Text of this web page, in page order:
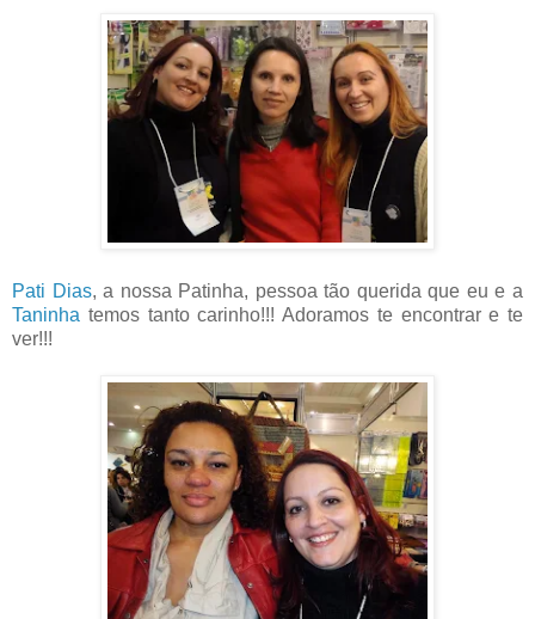
Pati Dias, a nossa Patinha, pessoa tão querida que eu e a
Taninha temos tanto carinho!!! Adoramos te encontrar e te
ver!!!